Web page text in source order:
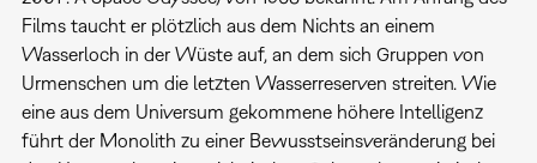
Films taucht er plötzlich aus dem Nichts an einem
Wasserloch in der Wüste auf, an dem sich Gruppen von
Urmenschen um die letzten Wasserreserven streiten. Wie
eine aus dem Universum gekommene höhere Intelligenz
führt der Monolith zu einer Bewusstseinsveränderung bei